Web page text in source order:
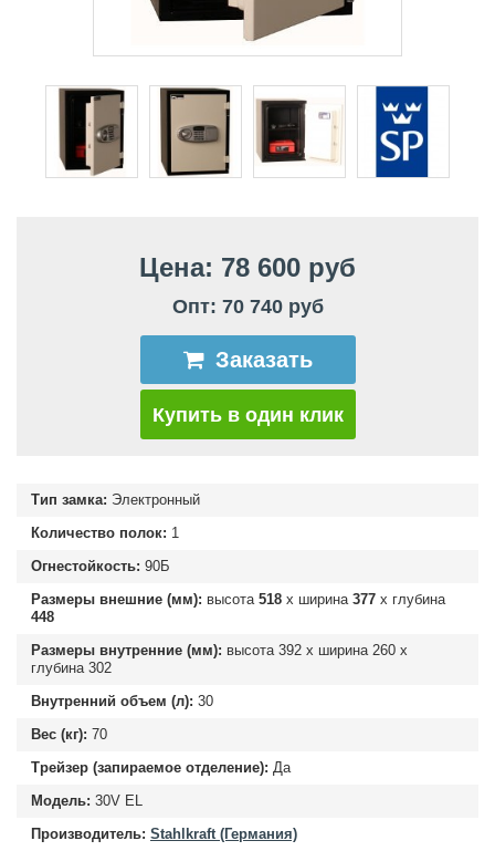
Цена: 78 600 руб
Опт: 70 740 руб
Заказать
Купить в один клик
Тип замка: Электронный
Количество полок: 1
Огнестойкость: 90Б
Размеры внешние (мм): высота 518 х ширина 377 х глубина
448
Размеры внутренние (мм): высота 392 х ширина 260 х
глубина 302
Внутренний объем (л): 30
Вес (кг): 70
Трейзер (запираемое отделение): Да
Модель: 30V EL
Производитель: Stahlkraft (Германия)